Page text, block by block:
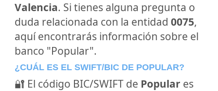
Valencia. Si tienes alguna pregunta o
duda relacionada con la entidad 0075,
aquí encontrarás información sobre el
banco "Popular".
¿CUÁL ES EL SWIFT/BIC DE POPULAR?
🔐 El código BIC/SWIFT de Popular es